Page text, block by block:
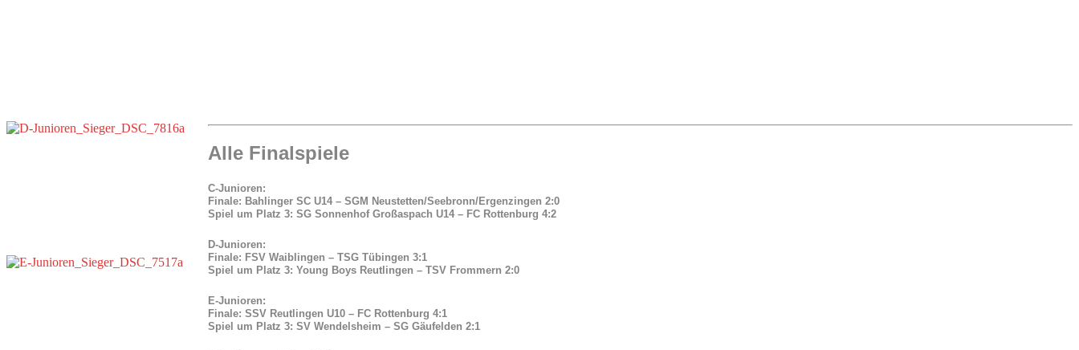
Alle Finalspiele
C-Junioren:
Finale: Bahlinger SC U14 – SGM Neustetten/Seebronn/Ergenzingen 2:0
Spiel um Platz 3: SG Sonnenhof Großaspach U14 – FC Rottenburg 4:2
D-Junioren:
Finale: FSV Waiblingen – TSG Tübingen 3:1
Spiel um Platz 3: Young Boys Reutlingen – TSV Frommern 2:0
E-Junioren:
Finale: SSV Reutlingen U10 – FC Rottenburg 4:1
Spiel um Platz 3: SV Wendelsheim – SG Gäufelden 2:1